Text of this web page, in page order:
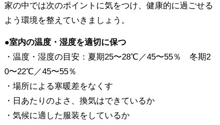
家の中では次のポイントに気をつけ、健康的に過ごせる
よう環境を整えていきましょう。
●室内の温度・湿度を適切に保つ
・温度・湿度の目安：夏期25〜28℃／45〜55％ 冬期2
0〜22℃／45〜55％
・場所による寒暖差をなくす
・日あたりのよさ、換気はできているか
・気候に適した服装をしているか